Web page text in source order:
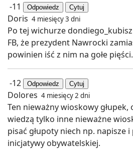
-11 Odpowiedz Cytuj
Doris 4 miesięcy 3 dni
Po tej wichurze
FB, że prezydent Nawrocki
powinien iść z nim na gołe pięści.
-12 Odpowiedz Cytuj
Dolores 4 miesięcy 2 dni
Ten nieważny wioskowy
wiedzą tylko inne nieważne
pisać głupoty niech np. napisze
inicjatywy obywatelskiej.